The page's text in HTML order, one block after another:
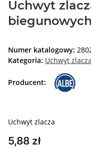
Uchwyt
biegunowych
Numer katalogowy:
Kategoria: Uchwyt zlacza
Producent:
Uchwyt zlacza
5,88 zł